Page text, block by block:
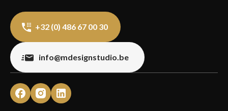
+32 (0) 486 67 00 30
info@mdesignstudio.be